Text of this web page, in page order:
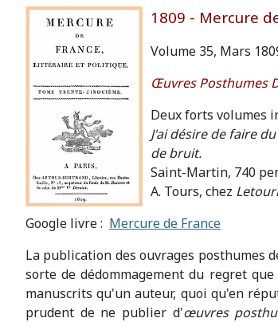
1809 - Mercure
Volume 35, Mars
Œuvres Posthumes
Deux forts volumes
J'ai désire de faire
de bruit.
Saint-Martin, 740
A. Tours, chez
Google livre : Mercure de France
La publication des ouvrages posthumes
sorte de dédommagement du regret
manuscrits qu'un auteur, quoi qu'en
prudent de ne publier d'œuvres